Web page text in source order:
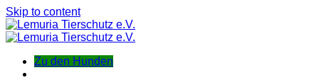
Skip to content
Zu den Hunden